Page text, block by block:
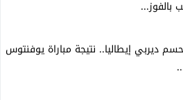
بالفوز...
ديربي إيطاليا.. نتيجة مباراة يوفنتوس